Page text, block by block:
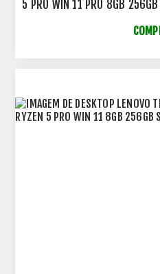
5 PRO WIN 11 PRO 8GB